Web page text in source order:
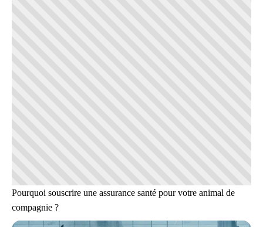
Pourquoi souscrire une assurance santé pour votre animal de
compagnie ?